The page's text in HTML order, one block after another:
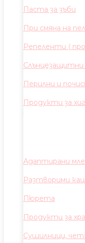
Паста за зъби
При смяна на
Репеленти (
Перилни и
Продукти за
Адаптирани
Разтворими
Пюрета
Продукти за
Сушилници,